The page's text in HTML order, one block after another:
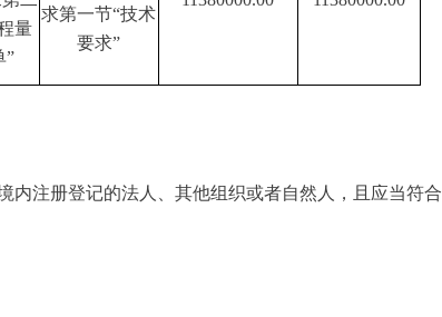
量
”
求第一节“技术
要求”
内注册登记的法人、其他组织或者自然人，且应当符合